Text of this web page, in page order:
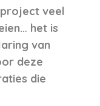
veel
het is
van
deze
die